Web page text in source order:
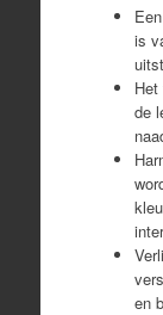
is
de
en